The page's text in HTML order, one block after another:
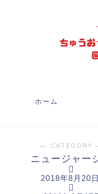
ホーム
― CATEGORY
ニュージャー
2018年8月20日